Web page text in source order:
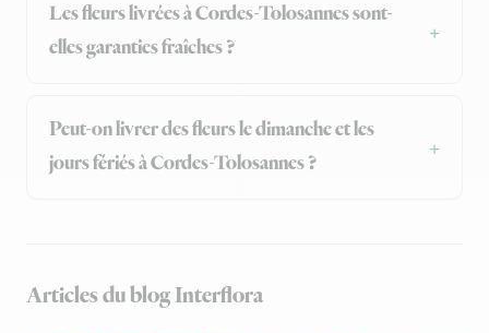
Les fleurs livrées à Cordes-Tolosannes sont-
elles garanties fraîches ?
Peut-on livrer des fleurs le dimanche et les
jours fériés à Cordes-Tolosannes ?
Articles du blog Interflora